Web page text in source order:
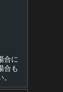
合に
合も